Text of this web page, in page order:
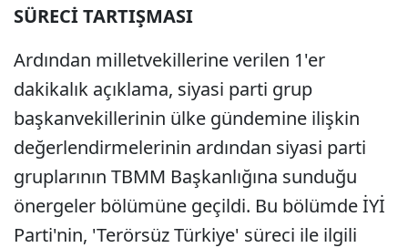
SÜRECİ TARTIŞMASI
Ardından milletvekillerine verilen 1'er
dakikalık açıklama, siyasi parti grup
başkanvekillerinin ülke gündemine ilişkin
değerlendirmelerinin ardından siyasi parti
gruplarının TBMM Başkanlığına sunduğu
önergeler bölümüne geçildi. Bu bölümde İYİ
Parti'nin, 'Terörsüz Türkiye' süreci ile ilgili